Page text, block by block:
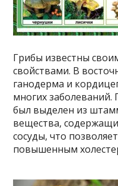
Грибы известны
свойствами. В
ганодерма и
многих
был выделен из
вещества,
сосуды, что
повышенным